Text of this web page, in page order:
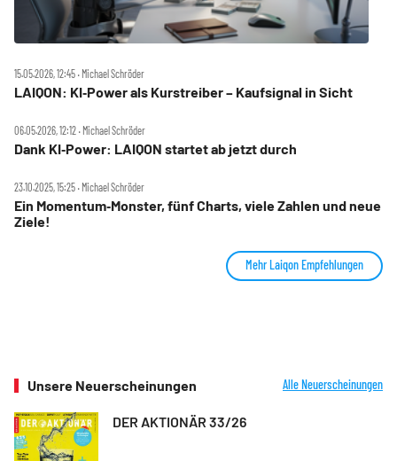
15.05.2026, 12:45 ‧ Michael Schröder
LAIQON: KI‑Power als Kurstreiber – Kaufsignal in Sicht
06.05.2026, 12:12 ‧ Michael Schröder
Dank KI‑Power: LAIQON startet ab jetzt durch
23.10.2025, 15:25 ‧ Michael Schröder
Ein Momentum‑Monster, fünf Charts, viele Zahlen und neue
Ziele!
Mehr Laiqon Empfehlungen
Unsere Neuerscheinungen Alle Neuerscheinungen
DER AKTIONÄR 33/26